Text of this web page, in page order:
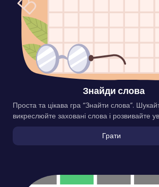
Знайди слова
Проста та цікава гра “Знайти слова”.
викреслюйте заховані слова і розвивайте
Грати